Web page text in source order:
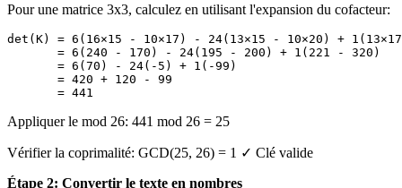
Pour une matrice 3x3, calculez en utilisant l'expansion du cofacteur:
det(K) = 6(16×15 - 10×17) - 24(13×15 - 10×20) +
       = 6(240 - 170) - 24(195 - 200) + 1(221 - 320)
       = 6(70) - 24(-5) + 1(-99)
       = 420 + 120 - 99
Appliquer le mod 26: 441 mod 26 = 25
Vérifier la coprimalité: GCD(25, 26) = 1 ✓ Clé valide
Étape 2: Convertir le texte en nombres